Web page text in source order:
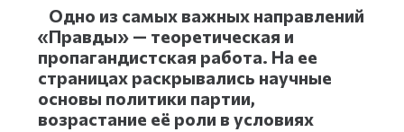
Одно из самых важных направлений
«Правды» — теоретическая и
пропагандистская работа. На ее
страницах раскрывались научные
основы политики партии,
возрастание её роли в условиях